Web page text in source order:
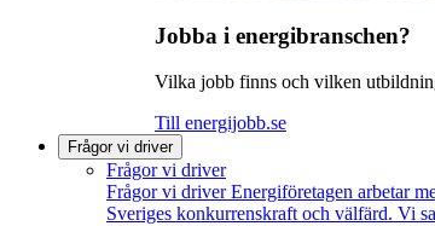
Jobba i energibranschen?
Vilka jobb finns och vilken
Till energijobb.se
Frågor vi driver
Frågor vi driver
Frågor vi driver Energiföretagen arbetar
Sveriges konkurrenskraft och välfärd. Vi